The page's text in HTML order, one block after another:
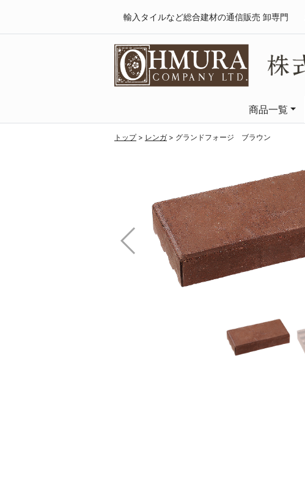
輸入タイルなど総合建材の通信販売 卸専門
商品一覧
トップ> レンガ > グランドフォージ ブラウン